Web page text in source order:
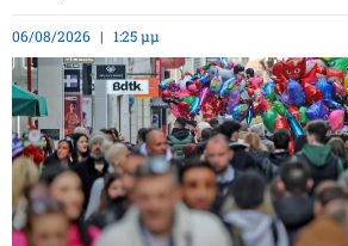
06/08/2026 1:25 μμ